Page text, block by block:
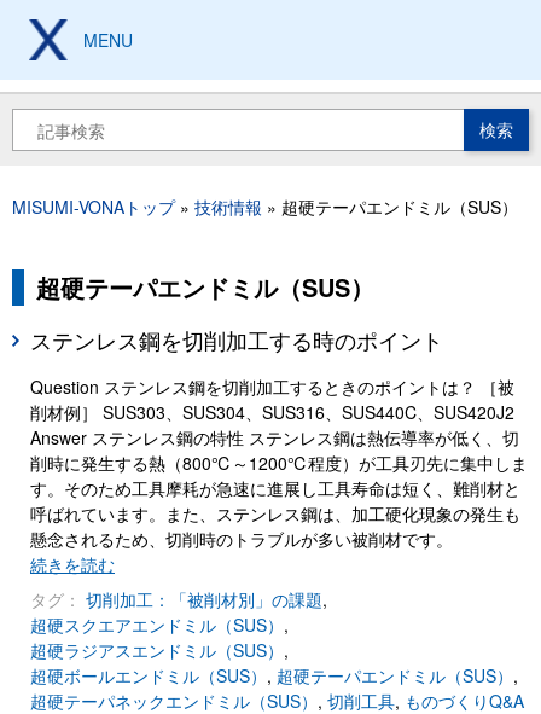
コ
ン
に
動
索
パ
く
MISUMI-VONAトップ 技術情報 超硬テーパエンドミル（SUS）
超硬テーパエンドミル（SUS）
ステンレス鋼を切削加工する時のポイント
Question ステンレス鋼を切削加工するときのポイントは？ ［被
削材例］ SUS303、SUS304、SUS316、SUS440C、SUS420J2
Answer ステンレス鋼の特性 ステンレス鋼は熱伝導率が低く、切
削時に発生する熱（800℃～1200℃程度）が工具刃先に集中しま
す。そのため工具摩耗が急速に進展し工具寿命は短く、難削材と
呼ばれています。また、ステンレス鋼は、加工硬化現象の発生も
懸念されるため、切削時のトラブルが多い被削材です。
続きを読む
タグ： 切削加工：「被削材別」の課題,
超硬スクエアエンドミル（SUS） ,
超硬ラジアスエンドミル（SUS） ,
超硬ボールエンドミル（SUS） , 超硬テーパエンドミル（SUS） ,
超硬テーパネックエンドミル（SUS） , 切削工具, ものづくりQ&A
MENU